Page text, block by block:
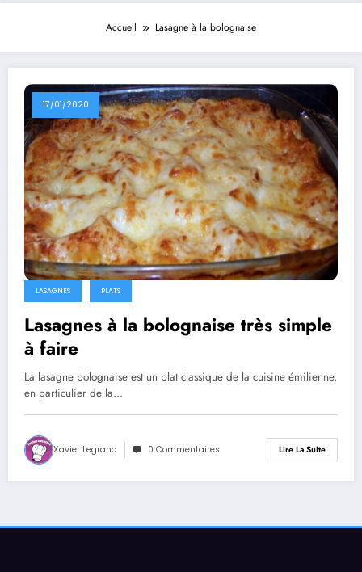
Accueil Lasagne à la bolognaise
17/01/2020
LASAGNES PLATS
Lasagnes à la bolognaise très simple
à faire
La lasagne bolognaise est un plat classique de la cuisine émilienne,
en particulier de la…
Xavier Legrand 0 Commentaires Lire La Suite